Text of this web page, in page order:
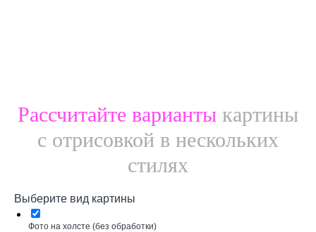
Рассчитайте варианты картины
с отрисовкой в нескольких
стилях
Выберите вид картины
Фото на холсте (без обработки)